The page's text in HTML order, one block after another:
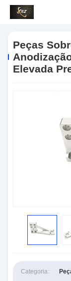
Sobresselentes De
Precisão Fazendo À
Peças
Elevada
Categoria: